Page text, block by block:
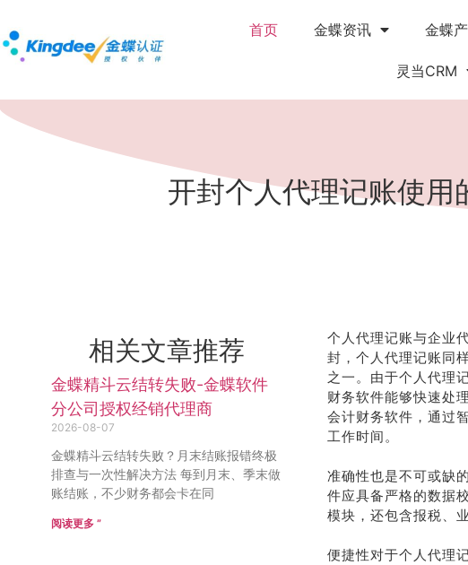
首页 金蝶资讯 金蝶
灵当CRM
开封个人代理记账使
相关文章推荐
金蝶精斗云结转失败-金蝶软件
分公司授权经销代理商
2026-08-07
金蝶精斗云结转失败？月末结账报错终极
排查与一次性解决方法 每到月末、季末做
账结账，不少财务都会卡在同
阅读更多 ”
个人代理记账与企业
封，个人代理记账同
之一。由于个人代理
财务软件能够快速处
会计财务软件，通过
工作时间。
准确性也是不可或缺
件应具备严格的数据
模块，还包含报税、
便捷性对于个人代理